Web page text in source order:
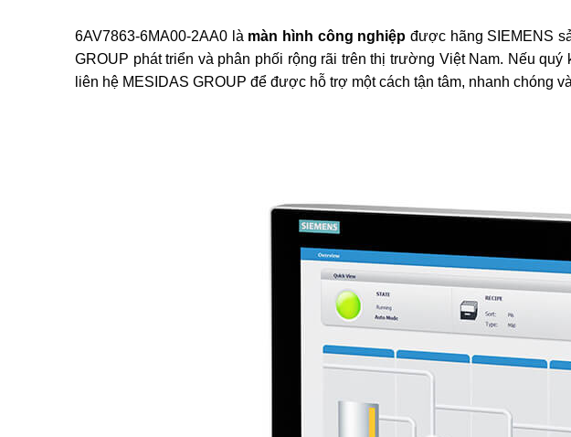
6AV7863-6MA00-2AA0 là màn hình công nghiệp được hãng SIEMENS
GROUP phát triển và phân phối rộng rãi trên thị trường Việt Nam. Nếu
liên hệ MESIDAS GROUP để được hỗ trợ một cách tận tâm, nhanh chóng